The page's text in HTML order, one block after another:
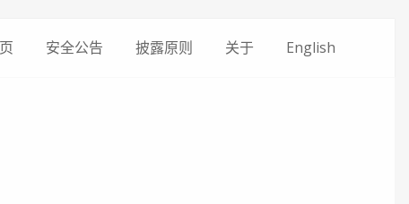
安全公告 披露原则 关于 English